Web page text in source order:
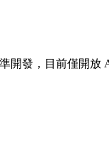
開發，目前僅開放